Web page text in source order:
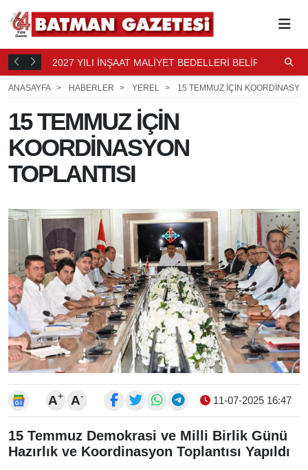
6 SAAT 2027 YILI İNŞAAT MALİYET BEDELLERİ BELİRLENDİ
ANASAYFA HABERLER YEREL 15 TEMMUZ İÇİN
15 TEMMUZ İÇİN
KOORDİNASYON
TOPLANTISI
A+ A- 11-07-2025 16:47
15 Temmuz Demokrasi ve Milli Birlik Günü
Hazırlık ve Koordinasyon Toplantısı Yapıldı